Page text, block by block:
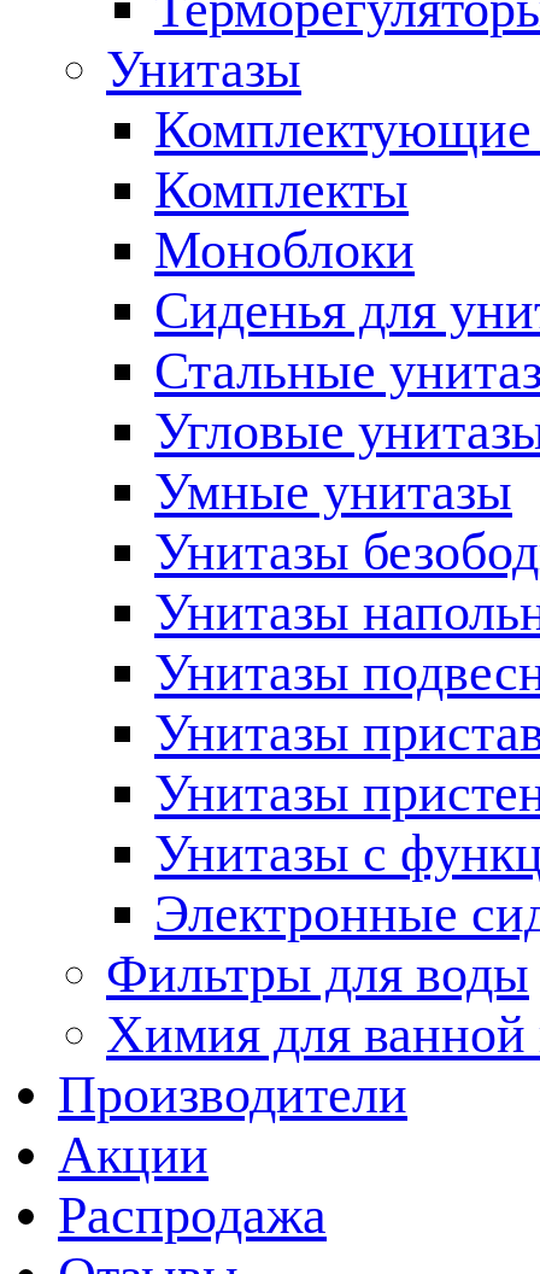
Унитазы
Комплектующие
Комплекты
Моноблоки
Сиденья для
Стальные
Угловые
Умные унитазы
Унитазы
Унитазы
Унитазы
Унитазы
Унитазы
Унитазы с
Электронные
Фильтры для воды
Химия для ванной
Производители
Акции
Распродажа